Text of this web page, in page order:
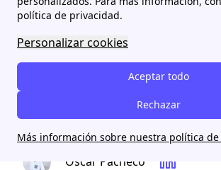
política de privacidad.
Personalizar cookies
Aceptar todo
Rechazar
Más información sobre nuestra política de
baterías: Las nuevas
baterías de sodio
cargan en
más económicas y
contaminan menos
Oscar Pacheco